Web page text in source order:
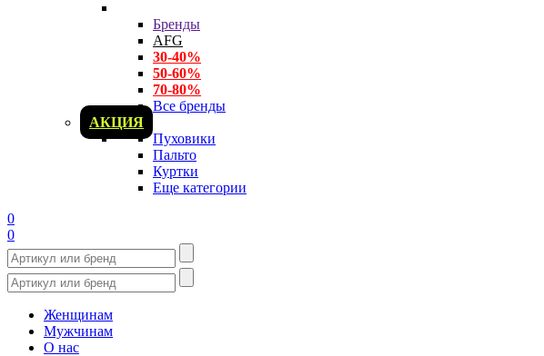
Бренды
AFG
30-40%
50-60%
70-80%
Все бренды
АКЦИЯ
Пуховики
Пальто
Куртки
Еще категории
0
0
Женщинам
Мужчинам
О нас